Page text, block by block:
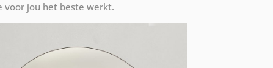
voor jou het beste werkt.